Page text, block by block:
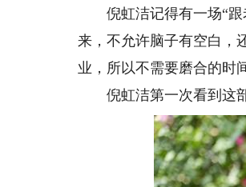
倪虹洁记得有一场“跟
来，不允许脑子有空白，
业，所以不需要磨合的时
倪虹洁第一次看到这部